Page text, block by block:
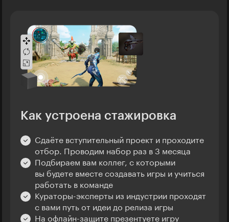
Как устроена стажировка
Сдаёте вступительный проект и проходите
отбор. Проводим набор раз в 3 месяца
Подбираем вам коллег, с которыми
вы будете вместе создавать игры и учиться
работать в команде
Кураторы-эксперты из индустрии проходят
с вами путь от идеи до релиза игры
На офлайн-защите презентуете игру